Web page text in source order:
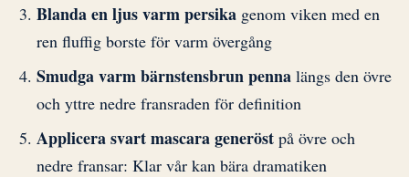
Blanda en ljus varm persika genom viken med en
ren fluffig borste för varm övergång
Smudga varm bärnstensbrun penna längs den övre
och yttre nedre fransraden för definition
Applicera svart mascara generöst på övre och
nedre fransar: Klar vår kan bära dramatiken